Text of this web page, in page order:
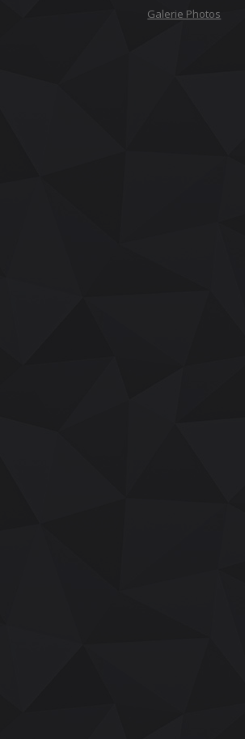
Galerie Photos